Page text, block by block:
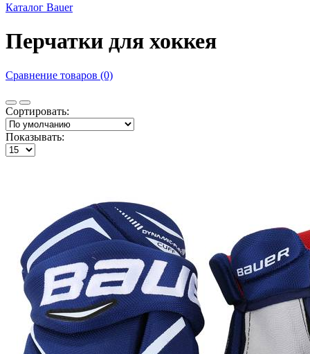
Каталог Bauer
Перчатки для хоккея
Сравнение товаров (0)
Сортировать:
Показывать: